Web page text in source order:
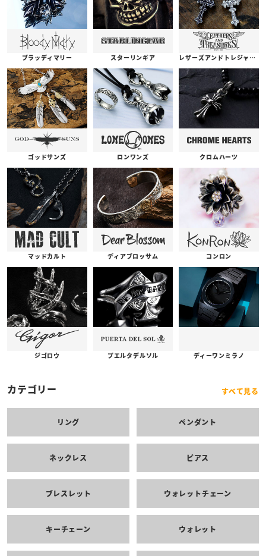
ブラッディマリー スターリンギア レザーズアンドトレジャーズ
ゴッドサンズ ロンワンズ クロムハーツ
マッドカルト ディアブロッサム コンロン
ジゴロウ プエルタデルソル ディーワンミラノ
カテゴリー すべて見る
リング ペンダント
ネックレス ピアス
ブレスレット ウォレットチェーン
キーチェーン ウォレット